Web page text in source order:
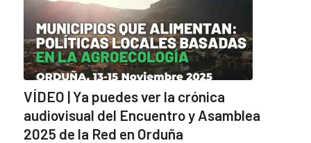
VÍDEO | Ya puedes ver la crónica
audiovisual del Encuentro y Asamblea
2025 de la Red en Orduña